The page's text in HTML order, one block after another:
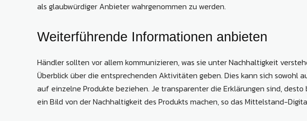
als glaubwürdiger Anbieter wahrgenommen zu werden.
Weiterführende Informationen anbieten
Händler sollten vor allem kommunizieren, was sie unter Nachhaltigkeit
Überblick über die entsprechenden Aktivitäten geben. Dies kann sich sowohl
auf einzelne Produkte beziehen. Je transparenter die Erklärungen sind, desto
ein Bild von der Nachhaltigkeit des Produkts machen, so das Mittelstand-